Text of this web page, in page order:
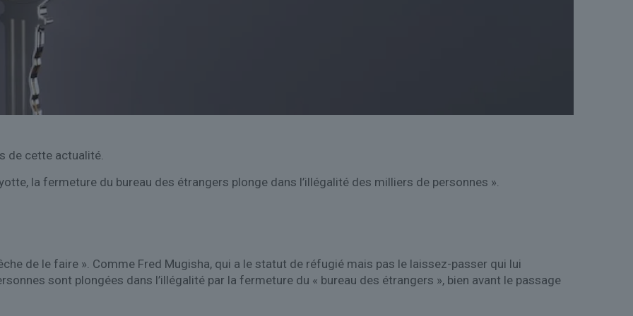
de cette actualité.
la fermeture du bureau des étrangers plonge dans l’illégalité des milliers de personnes ».
de le faire ». Comme Fred Mugisha, qui a le statut de réfugié mais pas le laissez-passer qui lui
sont plongées dans l’illégalité par la fermeture du « bureau des étrangers », bien avant le passage